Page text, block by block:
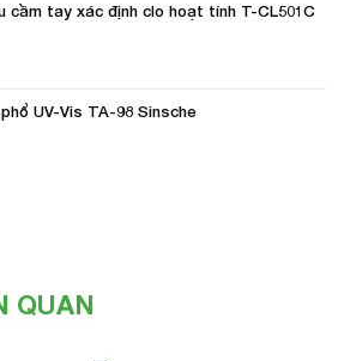
cầm tay xác định clo hoạt tính T-CL501C
UV-Vis TA-98 Sinsche
QUAN